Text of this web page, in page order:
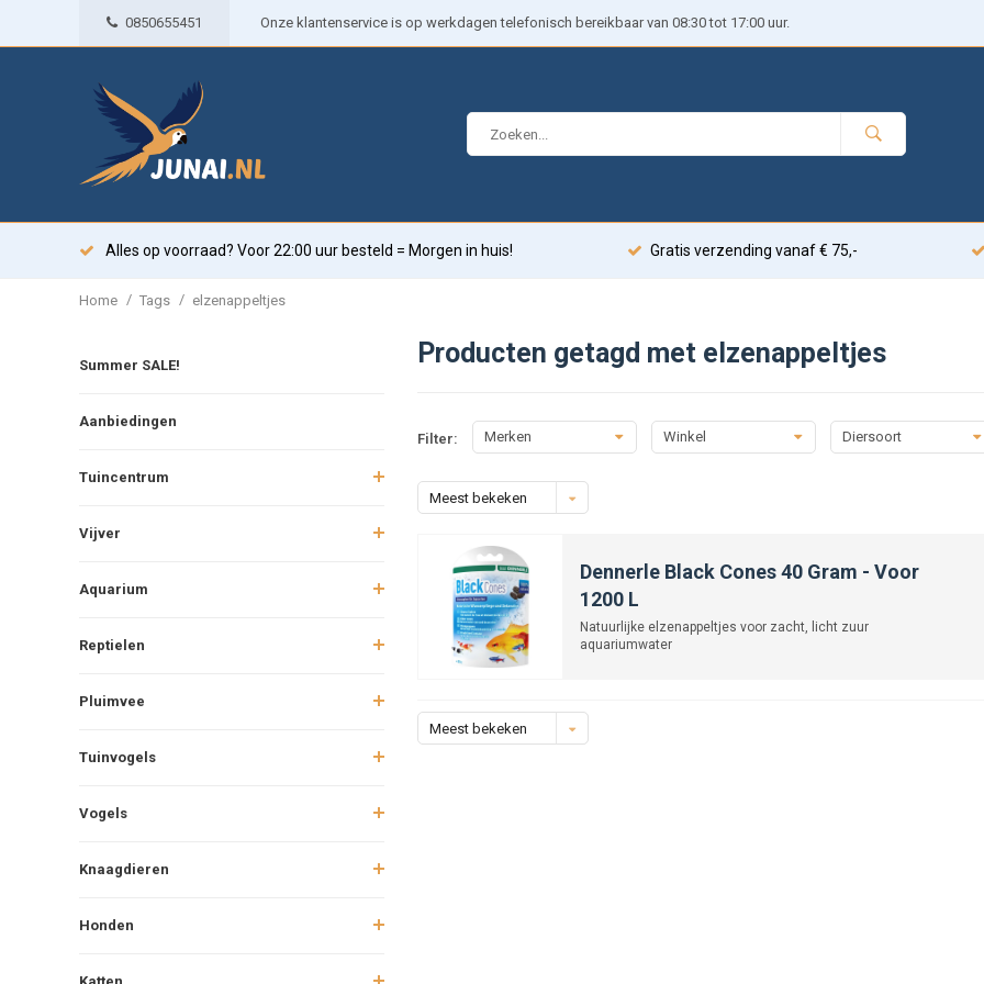
0850655451 Onze klantenservice is op werkdagen telefonisch bereikbaar van 08:30 tot 17:00 uur.
Alles op voorraad? Voor 22:00 uur besteld = Morgen in huis! Gratis verzending vanaf € 75,-
Home / Tags / elzenappeltjes
Summer SALE!
Aanbiedingen
Tuincentrum
Vijver
Aquarium
Reptielen
Pluimvee
Tuinvogels
Vogels
Knaagdieren
Honden
Producten getagd met elzenappeltjes
Filter: Merken Winkel Diersoort
Meest bekeken
Dennerle Black Cones 40 Gram - Voor
1200 L
Natuurlijke elzenappeltjes voor zacht, licht zuur
aquariumwater
Meest bekeken